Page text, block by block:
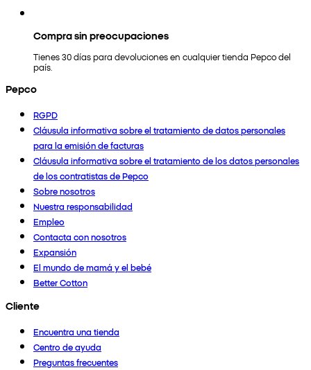
Compra sin preocupaciones
Tienes 30 días para devoluciones en cualquier tienda Pepco del
país.
Pepco
RGPD
Cláusula informativa sobre el tratamiento de datos personales
para la emisión de facturas
Cláusula informativa sobre el tratamiento de los datos personales
de los contratistas de Pepco
Sobre nosotros
Nuestra responsabilidad
Empleo
Contacta con nosotros
Expansión
El mundo de mamá y el bebé
Better Cotton
Cliente
Encuentra una tienda
Centro de ayuda
Preguntas frecuentes